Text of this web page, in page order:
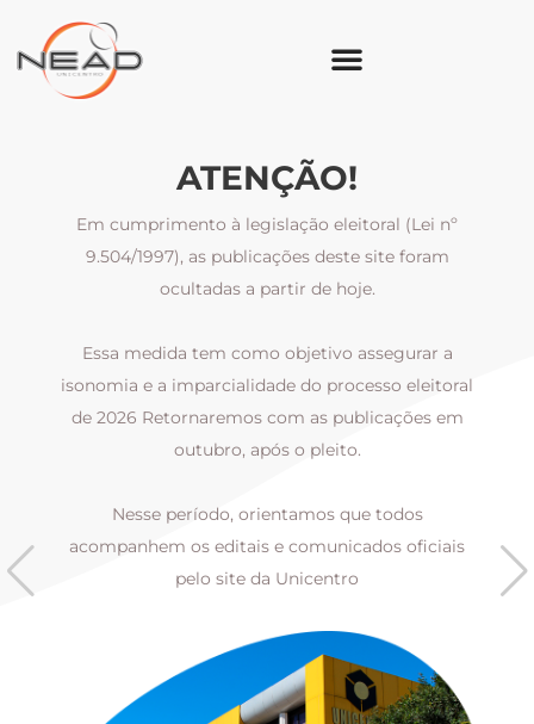
ATENÇÃO!
Em cumprimento à legislação eleitoral (Lei nº
9.504/1997), as publicações deste site foram
ocultadas a partir de hoje.
Essa medida tem como objetivo assegurar a
isonomia e a imparcialidade do processo eleitoral
de 2026 Retornaremos com as publicações em
outubro, após o pleito.
Nesse período, orientamos que todos
acompanhem os editais e comunicados oficiais
pelo site da Unicentro